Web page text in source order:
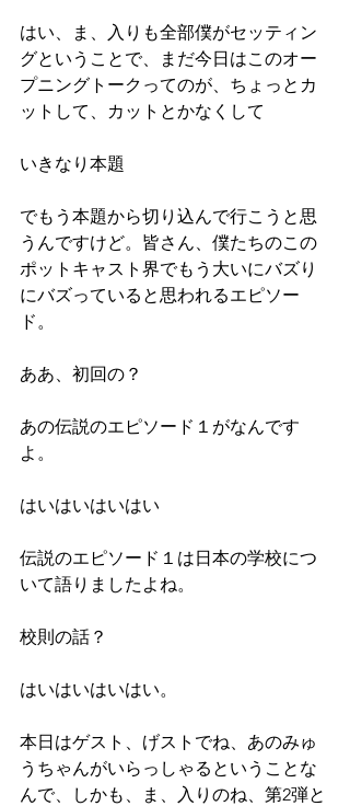
はい、ま、入りも全部僕がセッティン
グということで、まだ今日はこのオー
プニングトークってのが、ちょっとカ
ットして、カットとかなくして
いきなり本題
でもう本題から切り込んで行こうと思
うんですけど。皆さん、僕たちのこの
ポットキャスト界でもう大いにバズり
にバズっていると思われるエピソー
ド。
ああ、初回の？
あの伝説のエピソード１がなんです
よ。
はいはいはいはい
伝説のエピソード１は日本の学校につ
いて語りましたよね。
校則の話？
はいはいはいはい。
本日はゲスト、げストでね、あのみゅ
うちゃんがいらっしゃるということな
んで、しかも、ま、入りのね、第2弾と